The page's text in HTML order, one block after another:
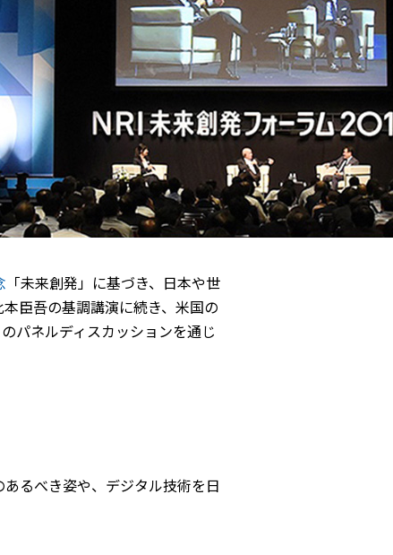
「未来創発」に基づき、日本や世
臣吾の基調講演に続き、米国の
パネルディスカッションを通じ
るべき姿や、デジタル技術を日